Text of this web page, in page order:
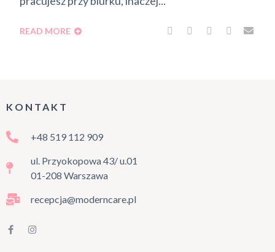
READ MORE
KONTAKT
+48 519 112 909
ul. Przyokopowa 43/ u.01
01-208 Warszawa
recepcja@moderncare.pl